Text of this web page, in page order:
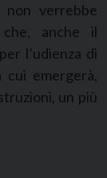
verrebbe
anche il
l’udienza di
cui emergerà,
un più